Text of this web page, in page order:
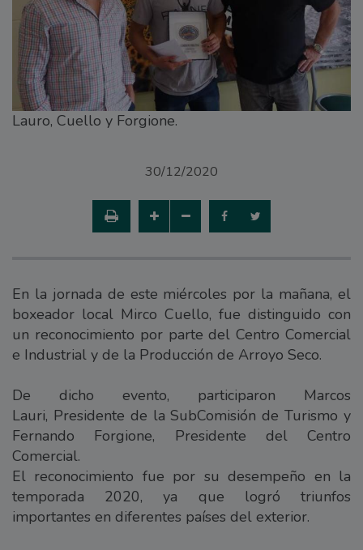
Lauro, Cuello y Forgione.
30/12/2020
En la jornada de este miércoles por la mañana, el
boxeador local Mirco Cuello, fue distinguido con
un reconocimiento por parte del Centro Comercial
e Industrial y de la Producción de Arroyo Seco.
De dicho evento, participaron Marcos
Lauri, Presidente de la SubComisión de Turismo y
Fernando Forgione, Presidente del Centro
Comercial.
El reconocimiento fue por su desempeño en la
temporada 2020, ya que logró triunfos
importantes en diferentes países del exterior.